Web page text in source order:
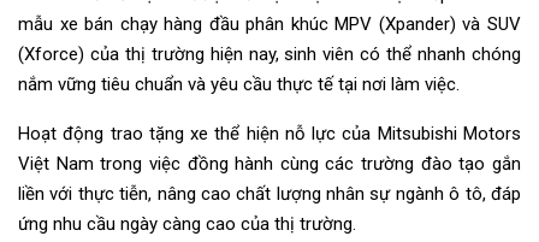
mẫu xe bán chạy hàng đầu phân khúc MPV (Xpander) và SUV
(Xforce) của thị trường hiện nay, sinh viên có thể nhanh chóng
nắm vững tiêu chuẩn và yêu cầu thực tế tại nơi làm việc.
Hoạt động trao tặng xe thể hiện nỗ lực của Mitsubishi Motors
Việt Nam trong việc đồng hành cùng các trường đào tạo gắn
liền với thực tiễn, nâng cao chất lượng nhân sự ngành ô tô, đáp
ứng nhu cầu ngày càng cao của thị trường.